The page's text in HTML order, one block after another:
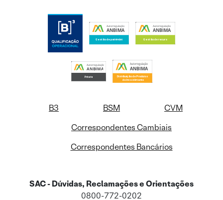
B3 BSM
CVM
Correspondentes Cambiais
Correspondentes Bancários
SAC - Dúvidas, Reclamações e Orientações
0800-772-0202